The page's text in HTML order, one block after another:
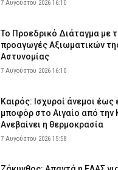
7 Αυγούστου 2026 16:10
Το Προεδρικό Διάταγμα με
προαγωγές Αξιωματικών
Αστυνομίας
7 Αυγούστου 2026 16:10
Καιρός: Ισχυροί άνεμοι έως
μποφόρ στο Αιγαίο από την
Ανεβαίνει η θερμοκρασία
7 Αυγούστου 2026 15:58